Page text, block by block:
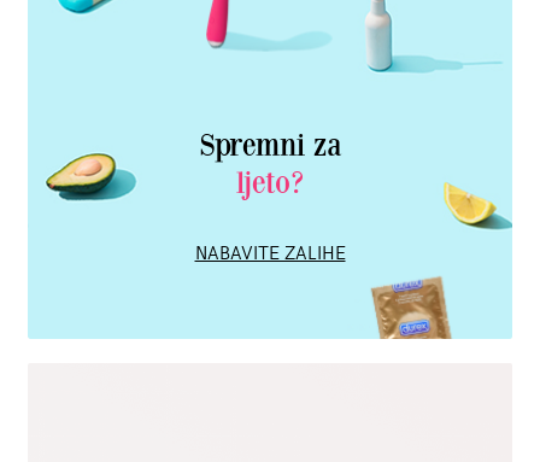
Spremni za
ljeto?
NABAVITE ZALIHE